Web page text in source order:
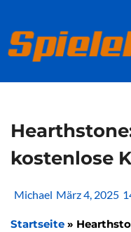
springen
kostenlose
Michael März 4, 2025
Startseite »